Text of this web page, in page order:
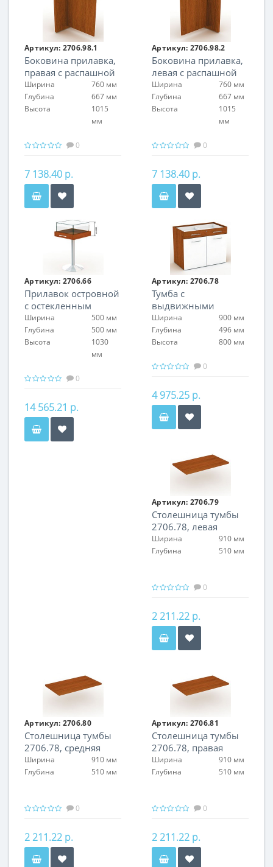
Артикул: 2706.98.1
Боковина прилавка,
правая с распашной
дверкой. Толщина
боковины 50 мм.
Высота дверки 930
Ширина
760 мм
Глубина
667 мм
Высота
1015
мм
0
7 138.40 р.
Артикул: 2706.98.2
Боковина прилавка,
левая с распашной
дверкой. Толщина
боковины 50 мм.
Высота дверки 930
Ширина
760 мм
Глубина
667 мм
Высота
1015
мм
0
7 138.40 р.
Артикул: 2706.66
Прилавок островной
с остекленным
верхом
Ширина
500 мм
Глубина
500 мм
Высота
1030
мм
0
14 565.21 р.
Артикул: 2706.78
Тумба с
выдвижными
ящиками и
накопителем
Ширина
900 мм
Глубина
496 мм
Высота
800 мм
0
4 975.25 р.
Артикул: 2706.79
Столешница тумбы
2706.78, левая
Ширина
910 мм
Глубина
510 мм
0
2 211.22 р.
Артикул: 2706.80
Столешница тумбы
2706.78, средняя
Ширина
910 мм
Глубина
510 мм
0
2 211.22 р.
Артикул: 2706.81
Столешница тумбы
2706.78, правая
Ширина
910 мм
Глубина
510 мм
0
2 211.22 р.